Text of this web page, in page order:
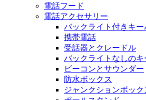
電話フード
電話アクセサリー
バックライト付きキー
携帯電話
受話器とクレードル
バックライトなしのキ
ビーコンとサウンダー
防水ボックス
ジャンクションボック